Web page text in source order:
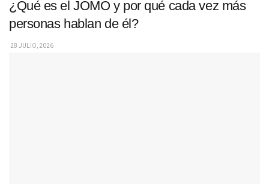
¿Qué es el JOMO y por qué cada vez más
personas hablan de él?
28 JULIO, 2026